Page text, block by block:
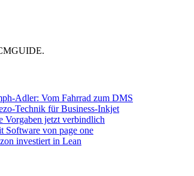
Adler: Vom Fahrrad zum DMS
Technik für Business-Inkjet
Vorgaben jetzt verbindlich
Software von page one
investiert in Lean